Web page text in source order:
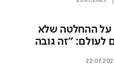
על ההחלטה שלא
לעולם: "זה גובה